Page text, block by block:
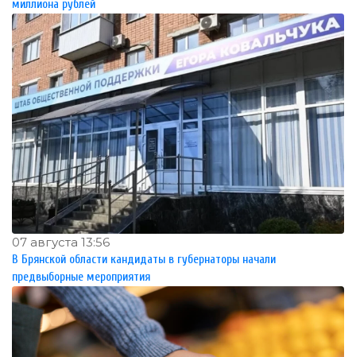
миллиона рублей
07 августа 13:56
В Брянской области кандидаты в губернаторы начали
предвыборные мероприятия